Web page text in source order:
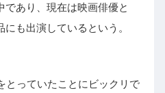
であり、現在は映画俳優と
も出演しているという。
とっていたことにビックリで